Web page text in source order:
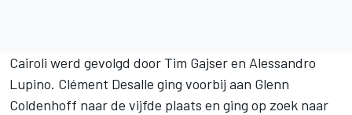
Cairoli werd gevolgd door Tim Gajser en Alessandro
Lupino. Clément Desalle ging voorbij aan Glenn
Coldenhoff naar de vijfde plaats en ging op zoek naar